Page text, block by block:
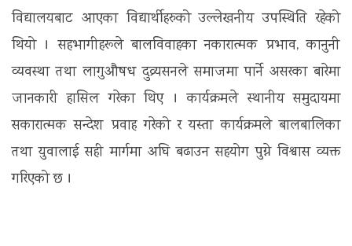
विद्यालयबाट आएका विद्यार्थीहरुको उल्लेखनीय उपस्थिति रहेको
थियो । सहभागीहरूले बालविवाहका नकारात्मक प्रभाव, कानुनी
व्यवस्था तथा लागुऔषध दुव्र्यसनले समाजमा पार्ने असरका बारेमा
जानकारी हासिल गरेका थिए । कार्यक्रमले स्थानीय समुदायमा
सकारात्मक सन्देश प्रवाह गरेको र यस्ता कार्यक्रमले बालबालिका
तथा युवालाई सही मार्गमा अघि बढाउन सहयोग पुग्ने विश्वास व्यक्त
गरिएको छ ।